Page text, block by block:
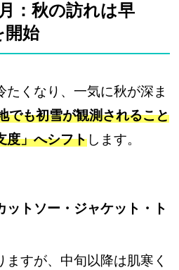
：秋の訪れは早
開始
たくなり、一気に秋が深ま
でも初雪が観測されること
度」へシフトします。
ットソー・ジャケット・ト
ますが、中旬以降は肌寒く